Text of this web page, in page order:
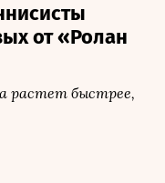
от «Ролан
растет быстрее,